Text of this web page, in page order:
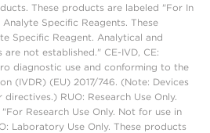
These products are labeled "For In
Specific Reagents. These
Specific Reagent. Analytical and
not established." CE-IVD, CE:
diagnostic use and conforming to the
(IVDR) (EU) 2017/746. (Note: Devices
RUO: Research Use Only.
Research Use Only. Not for use in
Laboratory Use Only. These products